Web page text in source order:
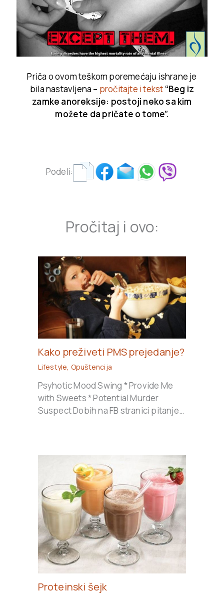
Priča o ovom teškom poremećaju ishrane je
bila nastavljena – pročitajte i tekst “Beg iz
zamke anoreksije: postoji neko sa kim
možete da pričate o tome”.
Podeli:
Pročitaj i ovo:
Kako preživeti PMS prejedanje?
Lifestyle, Opuštencija
Psyhotic Mood Swing * Provide Me
with Sweets * Potential Murder
Suspect Dobih na FB stranici pitanje…
Proteinski šejk